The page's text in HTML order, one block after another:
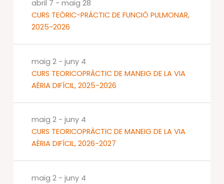
CURS TEÒRIC-PRÀCTIC DE FUNCIÓ PULMONAR,
2025-2026
abril 7 - maig 28
CURS TEORICOPRÀCTIC DE MANEIG DE LA VIA
AÈRIA DIFÍCIL, 2025-2026
maig 2- juny 4
CURS TEORICOPRÀCTIC DE MANEIG DE LA VIA
AÈRIA DIFÍCIL, 2026-2027
maig 2- juny 4
maig 2- juny 4